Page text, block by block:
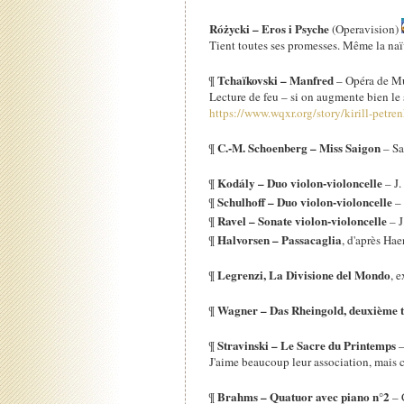
Różycki – Eros i Psyche(Operavision)
Tient toutes ses promesses. Même la
¶Tchaïkovski – Manfred– Opéra de
Lecture de feu – si on augmente bien
https://www.wqxr.org/story/kirill-
¶C.-M. Schoenberg – Miss Saigon–
¶Kodály – Duo violon-violoncelle–
¶Schulhoff – Duo violon-violoncelle–
¶Ravel – Sonate violon-violoncelle–
¶Halvorsen – Passacaglia, d'après
¶Legrenzi, La Divisione del Mondo,
¶Wagner – Das Rheingold, deuxième
¶Stravinski – Le Sacre du Printemps
J'aime beaucoup leur association, mais
¶Brahms – Quatuor avec piano n°2–